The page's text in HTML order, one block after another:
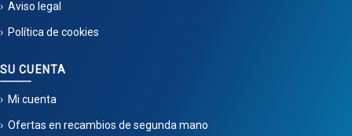
Aviso legal
Política de cookies
SU CUENTA
Mi cuenta
Ofertas en recambios de segunda mano